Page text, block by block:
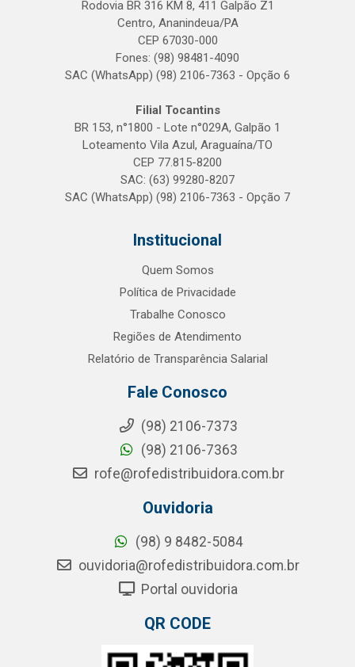
Rodovia BR 316 KM 8, 411 Galpão Z1
Centro, Ananindeua/PA
CEP 67030-000
Fones: (98) 98481-4090
SAC (WhatsApp) (98) 2106-7363 - Opção 6
Filial Tocantins
BR 153, n°1800 - Lote n°029A, Galpão 1
Loteamento Vila Azul, Araguaína/TO
CEP 77.815-8200
SAC: (63) 99280-8207
SAC (WhatsApp) (98) 2106-7363 - Opção 7
Institucional
Quem Somos
Política de Privacidade
Trabalhe Conosco
Regiões de Atendimento
Relatório de Transparência Salarial
Fale Conosco
(98) 2106-7373
(98) 2106-7363
rofe@rofedistribuidora.com.br
Ouvidoria
(98) 9 8482-5084
ouvidoria@rofedistribuidora.com.br
Portal ouvidoria
QR CODE